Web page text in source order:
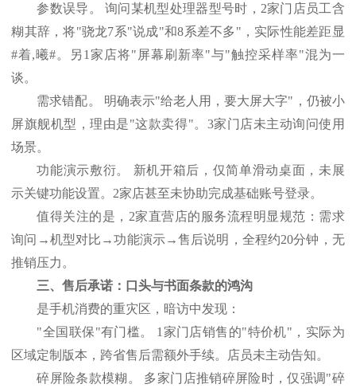
参数误导。
询问某机型处理器型号时， 2家门店员工含
糊其辞，将"骁龙7系"说成"和8系差不多"，实际性能差距显
#着,曦#。另1家店将"屏幕刷新率"与"触控采样率"混为一
谈。
需求错配。
明确表示"给老人用，要大屏大字"，仍被小
屏旗舰机型，理由是"这款卖得"。3家门店未主动询问使用
场景。
功能演示敷衍。
新机开箱后，仅简单滑动桌面，未展
示关键功能设置。 2家店甚至未协助完成基础账号登录。
值得关注的是， 2家直营店的服务流程明显规范：需求
询问→机型对比→功能演示→售后说明，全程约20分钟，无
推销压力。
三、售后承诺：口头与书面条款的鸿沟
是手机消费的重灾区，暗访中发现：
"全国联保"有门槛。 1家门店销售的"特价机"，实际为
区域定制版本，跨省售后需额外手续。店员未主动告知。
碎屏险条款模糊。
多家门店推销碎屏险时，仅强调"碎